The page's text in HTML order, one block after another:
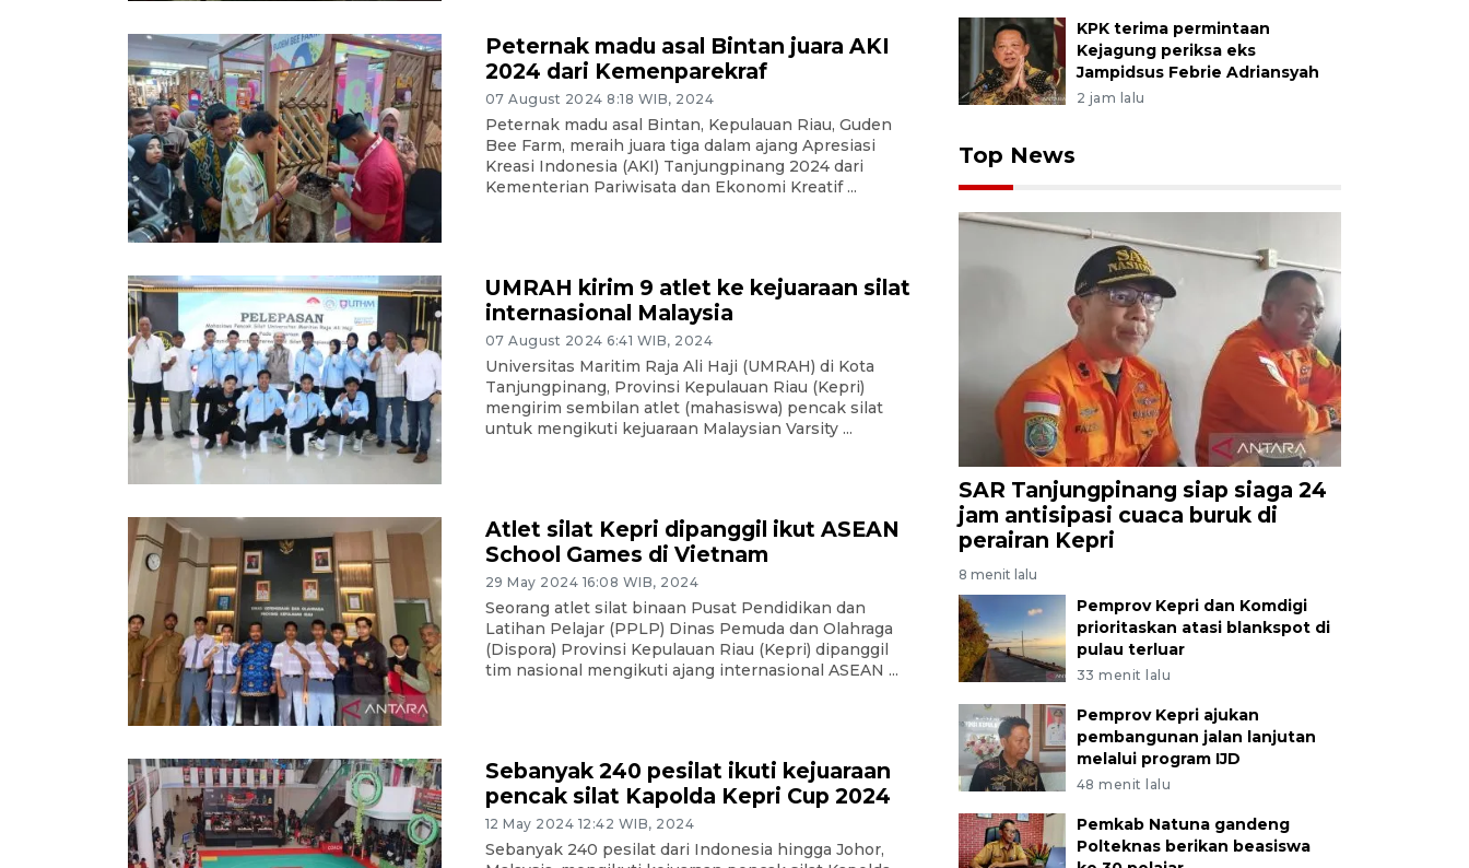
Peternak madu asal Bintan juara AKI
2024 dari Kemenparekraf
07 August 2024 8:18 WIB, 2024
Peternak madu asal Bintan, Kepulauan Riau, Guden
Bee Farm, meraih juara tiga dalam ajang Apresiasi
Kreasi Indonesia (AKI) Tanjungpinang 2024 dari
Kementerian Pariwisata dan Ekonomi Kreatif ...
UMRAH kirim 9 atlet ke kejuaraan silat
internasional Malaysia
07 August 2024 6:41 WIB, 2024
Universitas Maritim Raja Ali Haji (UMRAH) di Kota
Tanjungpinang, Provinsi Kepulauan Riau (Kepri)
mengirim sembilan atlet (mahasiswa) pencak silat
untuk mengikuti kejuaraan Malaysian Varsity ...
Atlet silat Kepri dipanggil ikut ASEAN
School Games di Vietnam
29 May 2024 16:08 WIB, 2024
Seorang atlet silat binaan Pusat Pendidikan dan
Latihan Pelajar (PPLP) Dinas Pemuda dan Olahraga
(Dispora) Provinsi Kepulauan Riau (Kepri) dipanggil
tim nasional mengikuti ajang internasional ASEAN ...
Sebanyak 240 pesilat ikuti kejuaraan
pencak silat Kapolda Kepri Cup 2024
12 May 2024 12:42 WIB, 2024
Sebanyak 240 pesilat dari Indonesia hingga Johor,
KPK terima permintaan
Kejagung periksa eks
Jampidsus Febrie Adriansyah
2 jam lalu
Top News
SAR Tanjungpinang siap siaga 24
jam antisipasi cuaca buruk di
perairan Kepri
8 menit lalu
Pemprov Kepri dan Komdigi
prioritaskan atasi blankspot di
pulau terluar
33 menit lalu
Pemprov Kepri ajukan
pembangunan jalan lanjutan
melalui program IJD
48 menit lalu
Pemkab Natuna gandeng
Polteknas berikan beasiswa